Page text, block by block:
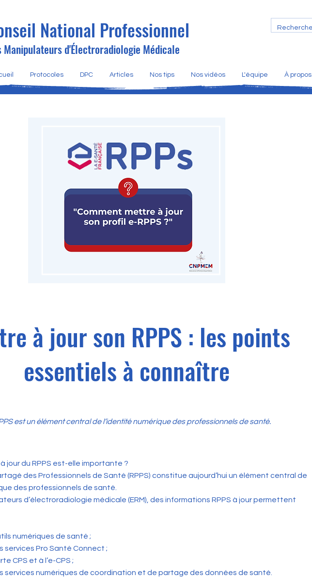
National Professionnel
Manipulateurs d'Électroradiologie Médicale
Protocoles DPC Articles Nos tips Nos vidéos L'équipe À propos
à jour son RPPS : les points
essentiels à connaître
est un élément central de l’identité numérique des professionnels de santé.
jour du RPPS est-elle importante ?
des Professionnels de Santé (RPPS) constitue aujourd’hui un élément central de
des professionnels de santé.
d’électroradiologie médicale (ERM), des informations RPPS à jour permettent
numériques de santé ;
services Pro Santé Connect ;
CPS et à l’e-CPS ;
services numériques de coordination et de partage des données de santé.